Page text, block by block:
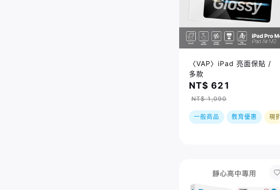
〈VAP〉iPad 亮面保貼 /
多款
NT$ 621
NT$ 1,090
一般商品 教育優惠 現折